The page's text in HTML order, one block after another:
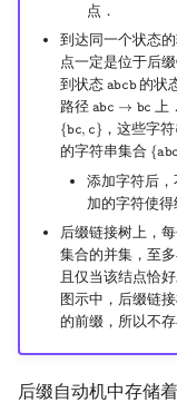
点．
到达同一个状态
点一定是位于后
到状态 𝚊𝚋𝚌𝚋
abcb的状
路径 𝚊𝚋𝚌 → 𝚋𝚌
abc →bc 上
{𝚋𝚌, 𝚌}
{bc,c} ，这些字
的字符串集合 {𝚊𝚋𝚌
{
添加字符后
加的字符使得
后缀链接树上，
集合的并集，至
且仅当该结点恰
图示中，后缀链
的前缀，所以不
后缀自动机中存储